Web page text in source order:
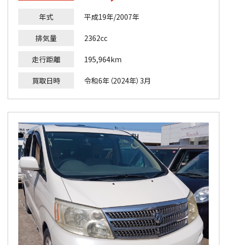
年式 平成19年/2007年
排気量 2362cc
走行距離 195,964km
買取日時 令和6年（2024年）3月